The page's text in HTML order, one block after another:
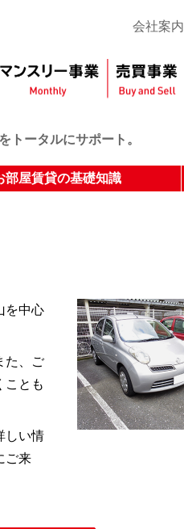
会社案内
トータルにサポート。
部屋賃貸の基礎知識
を中心
た、ご
ことも
しい情
ご来